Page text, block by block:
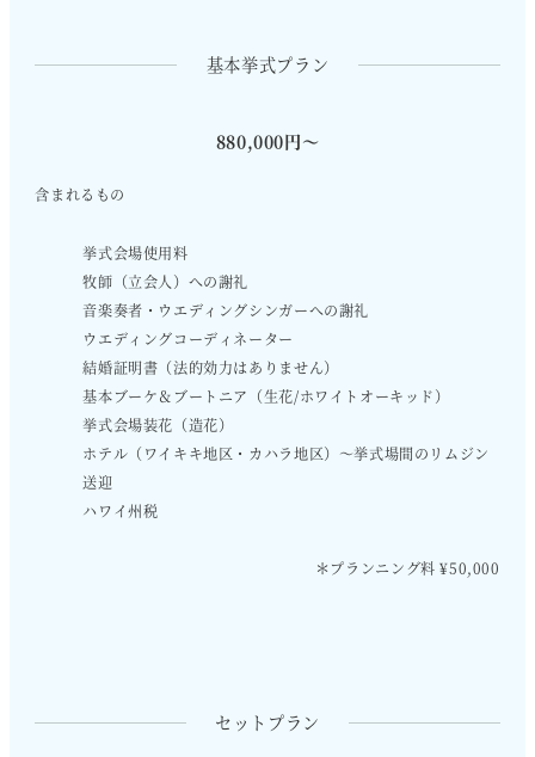
基本挙式プラン
880,000円〜
含まれるもの
挙式会場使用料
牧師（立会人）への謝礼
音楽奏者・ウエディングシンガーへの謝礼
ウエディングコーディネーター
結婚証明書（法的効力はありません）
基本ブーケ＆ブートニア（生花/ホワイトオーキッド）
挙式会場装花（造花）
ホテル（ワイキキ地区・カハラ地区）～挙式場間のリムジン
送迎
ハワイ州税
＊プランニング料 ¥50,000
セットプラン